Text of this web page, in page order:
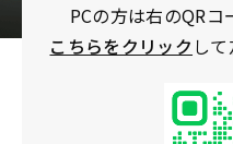
PCの方は右のQR
こちらをクリック し